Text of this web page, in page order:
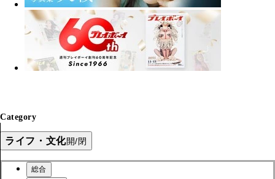
Category
ライフ・文化開/閉
総合